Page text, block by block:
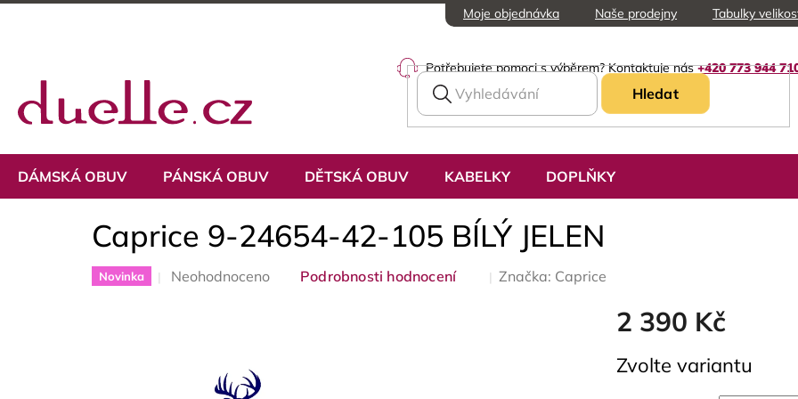
Přejít
Moje objednávka Naše prodejny Tabulky
Potřebujete pomoci s výběrem? Kontaktuje nás+420 773 944
Hledat
DÁMSKÁ OBUV PÁNSKÁ OBUV DĚTSKÁ OBUV KABELKY DOPLŇKY
Caprice 9-24654-42-105 BÍLÝ JELEN
Novinka
Průměrné
Neohodnoceno Podrobnosti hodnocení Značka: Caprice
2 390 Kč
cena:
Zvolte variantu